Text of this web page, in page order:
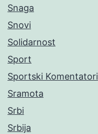
Snaga
Snovi
Solidarnost
Sport
Sportski Komentatori
Sramota
Srbi
Srbija